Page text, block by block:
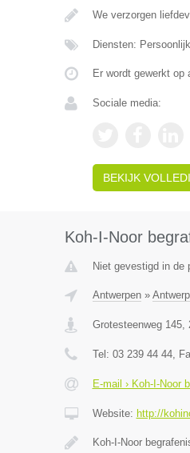
We verzorgen
Diensten:
Er wordt gewerkt op
Sociale media:
BEKIJK
Koh-I-Noor
Niet gevestigd in de
Antwerpen»
Grotesteenweg 145,
Tel: 03 239 44 44,
E-mail › Koh-I-Noor
Website: http://
Koh-I-Noor